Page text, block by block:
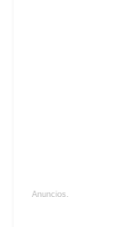
Anuncios.